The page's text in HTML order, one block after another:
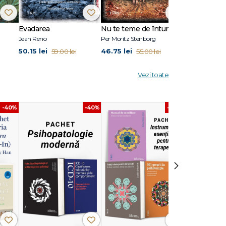
și
Evadarea
Jean Reno
50.15 lei 59.00 lei
Nu te teme de întuneric
Per Moritz Stenborg
46.75 lei 55.00 lei
Vezi toate
-40% -40% -40%
›